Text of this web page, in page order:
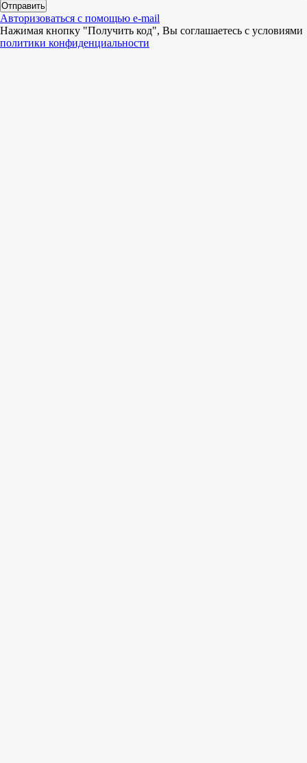
Отправить
Авторизоваться с помощью e-mail
Нажимая кнопку "Получить код", Вы соглашаетесь c условиями
политики конфиденциальности